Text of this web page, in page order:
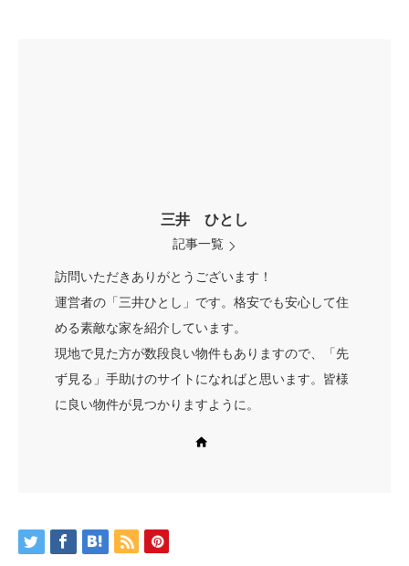
三井 ひとし
記事一覧
訪問いただきありがとうございます！
運営者の「三井ひとし」です。格安でも安心して住
める素敵な家を紹介しています。
現地で見た方が数段良い物件もありますので、「先
ず見る」手助けのサイトになればと思います。皆様
に良い物件が見つかりますように。